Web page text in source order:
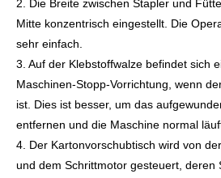
2. Die Breite zwischen Stapler und
Mitte konzentrisch eingestellt. Die
sehr einfach.
3. Auf der Klebstoffwalze befindet sich
Maschinen-Stopp-Vorrichtung, wenn
ist. Dies ist besser, um das
entfernen und die Maschine normal
4. Der Kartonvorschubtisch wird von
und dem Schrittmotor gesteuert, deren